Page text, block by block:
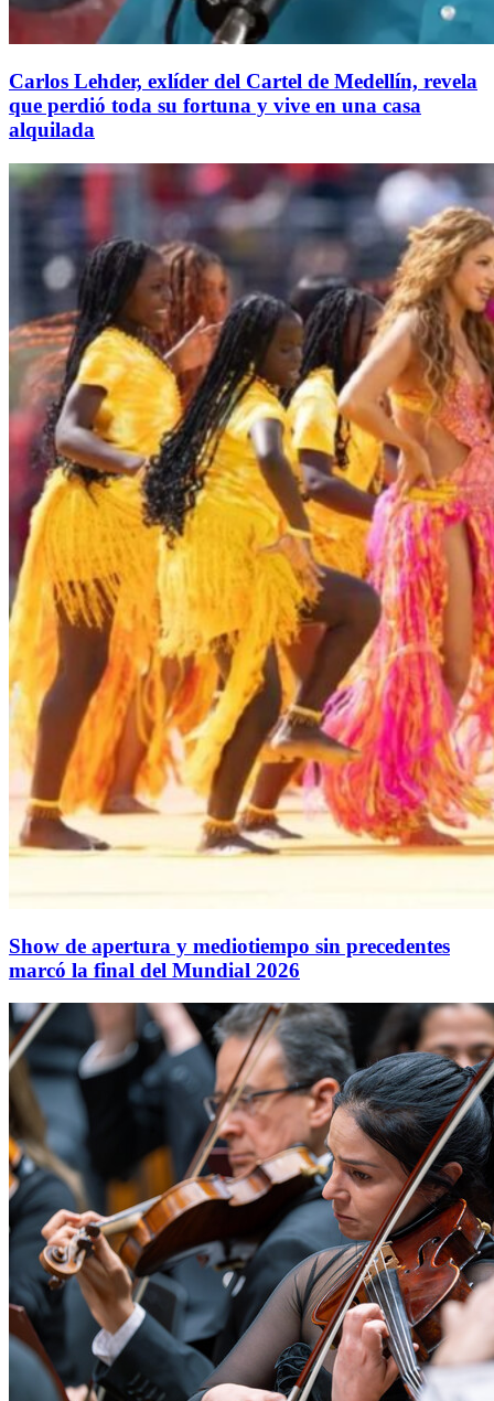
Carlos Lehder, exlíder del Cartel de Medellín, revela
que perdió toda su fortuna y vive en una casa
alquilada
Show de apertura y mediotiempo sin precedentes
marcó la final del Mundial 2026